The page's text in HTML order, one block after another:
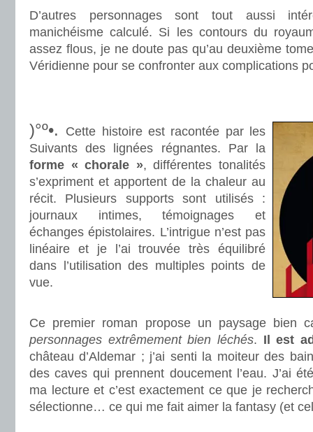
D’autres personnages sont tout aussi
manichéisme calculé. Si les contours du
assez flous, je ne doute pas qu’au deuxième
Véridienne pour se confronter aux complications
)°º•.
Cette histoire est racontée par les
Suivants des lignées régnantes. Par la
forme « chorale », différentes tonalités
s’expriment et apportent de la chaleur au
récit. Plusieurs supports sont utilisés :
journaux intimes, témoignages et
échanges épistolaires. L’intrigue n’est pas
linéaire et je l’ai trouvée très équilibré
dans l’utilisation des multiples points de
vue.
Ce premier roman propose un paysage bien
personnages extrêmement bien léchés. Il est
château d’Aldemar ; j’ai senti la moiteur des
des caves qui prennent doucement l’eau. J’ai
ma lecture et c’est exactement ce que je
sélectionne… ce qui me fait aimer la fantasy (et